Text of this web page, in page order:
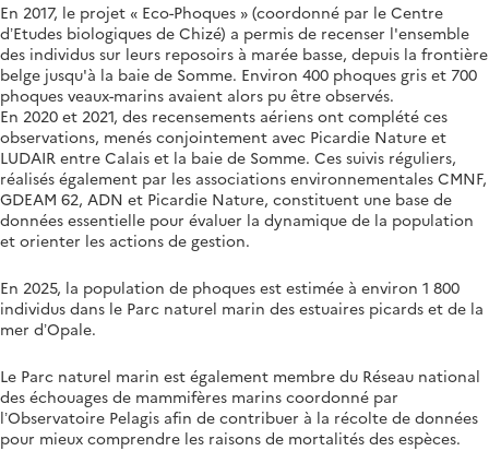
En 2017, le projet « Eco-Phoques » (coordonné par le Centre
d’Etudes biologiques de Chizé) a permis de recenser l'ensemble
des individus sur leurs reposoirs à marée basse, depuis la frontière
belge jusqu'à la baie de Somme. Environ 400 phoques gris et 700
phoques veaux-marins avaient alors pu être observés.
En 2020 et 2021, des recensements aériens ont complété ces
observations, menés conjointement avec Picardie Nature et
LUDAIR entre Calais et la baie de Somme. Ces suivis réguliers,
réalisés également par les associations environnementales CMNF,
GDEAM 62, ADN et Picardie Nature, constituent une base de
données essentielle pour évaluer la dynamique de la population
et orienter les actions de gestion.
En 2025, la population de phoques est estimée à environ 1 800
individus dans le Parc naturel marin des estuaires picards et de la
mer d’Opale.
Le Parc naturel marin est également membre du Réseau national
des échouages de mammifères marins coordonné par
l’Observatoire Pelagis afin de contribuer à la récolte de données
pour mieux comprendre les raisons de mortalités des espèces.